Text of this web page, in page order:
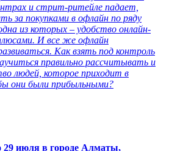
и стрит-ритейле падает,
за покупками в офлайн по ряду
из которых – удобство онлайн-
И все же офлайн
Как взять под контроль
правильно рассчитывать и
людей, которое приходит в
они были прибыльными?
29 июля в городе Алматы,